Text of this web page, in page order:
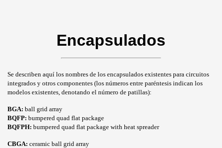
Encapsulados
Se describen aquí los nombres de los encapsulados existentes para circuitos
integrados y otros componentes (los números entre paréntesis indican los
modelos existentes, denotando el número de patillas):
BGA: ball grid array
BQFP: bumpered quad flat package
BQFPH: bumpered quad flat package with heat spreader
CBGA: ceramic ball grid array